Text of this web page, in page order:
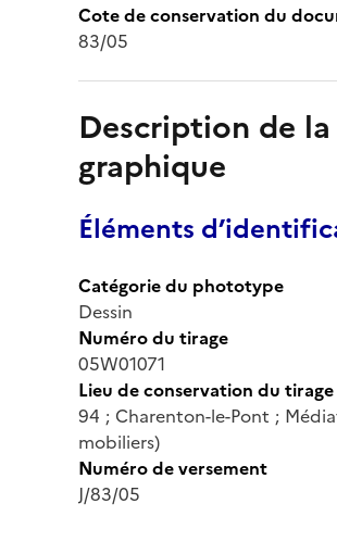
Cote de conservation du
83/05
Description de
graphique
Éléments
Catégorie du phototype
Dessin
Numéro du tirage
05W01071
Lieu de conservation du tirage
94 ; Charenton-le-Pont ;
mobiliers)
Numéro de versement
J/83/05